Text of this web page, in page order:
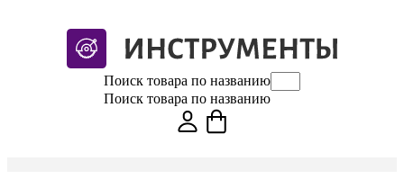
Поиск товара по названию
Поиск товара по названию